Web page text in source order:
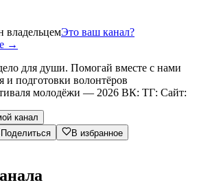
владельцемЭто ваш канал?
→
для души. Помогай вместе с нами
и подготовки волонтёров
молодёжи — 2026 ВК: ТГ: Сайт:
канал
Поделиться В избранное